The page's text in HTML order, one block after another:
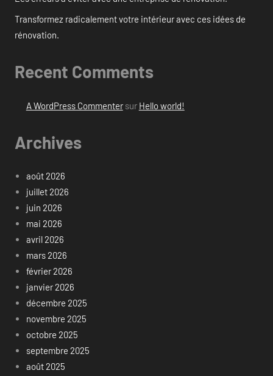
Transformez radicalement votre intérieur avec ces idées de
rénovation.
Recent Comments
A WordPress Commentersur Hello world!
Archives
août 2026
juillet 2026
juin 2026
mai 2026
avril 2026
mars 2026
février 2026
janvier 2026
décembre 2025
novembre 2025
octobre 2025
septembre 2025
août 2025